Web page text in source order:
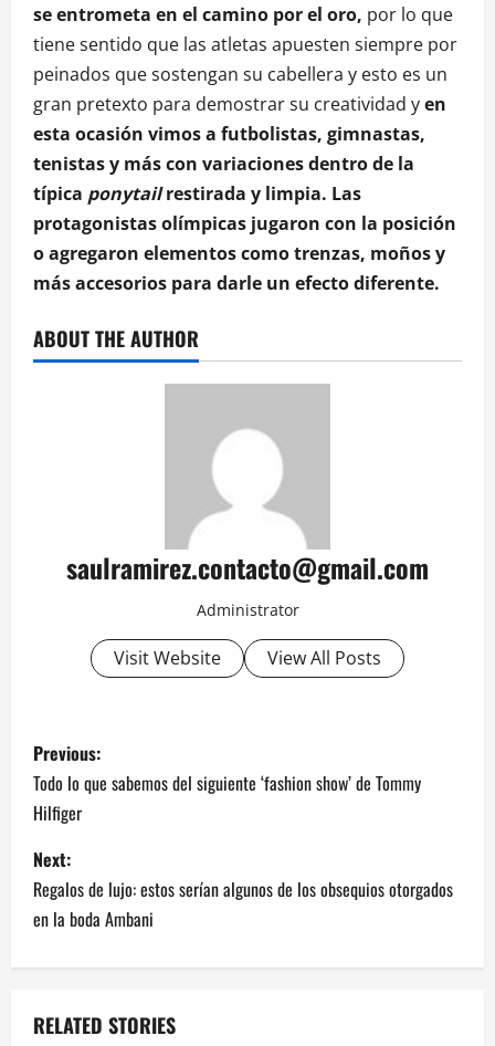
se entrometa en el camino por el oro, por lo que
tiene sentido que las atletas apuesten siempre por
peinados que sostengan su cabellera y esto es un
gran pretexto para demostrar su creatividad yen
esta ocasión vimos a futbolistas, gimnastas,
tenistas y más con variaciones dentro de la
típica ponytailrestirada y limpia. Las
protagonistas olímpicas jugaron con la posición
o agregaron elementos como trenzas, moños y
más accesorios para darle un efecto diferente.
ABOUT THE AUTHOR
saulramirez.contacto@gmail.com
Administrator
Visit Website View All Posts
P
o
s
t
n
a
v
Previous:
Todo lo que sabemos del siguiente ‘fashion show’ de Tommy
Hilfiger
Next:
Regalos de lujo: estos serían algunos de los obsequios otorgados
en la boda Ambani
RELATED STORIES